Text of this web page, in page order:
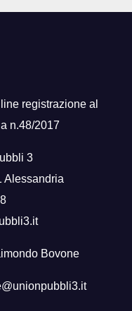
registrazione al
n.48/2017
3
Alessandria
Bovone